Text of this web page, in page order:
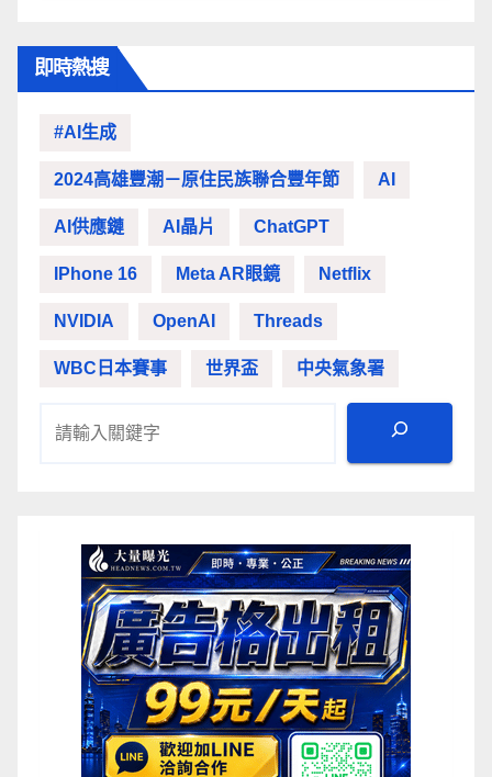
即時熱搜
#AI生成
2024高雄豐潮－原住民族聯合豐年節 AI
AI供應鏈 AI晶片 ChatGPT
IPhone 16 Meta AR眼鏡 Netflix
NVIDIA OpenAI Threads
WBC日本賽事 世界盃 中央氣象署
搜尋